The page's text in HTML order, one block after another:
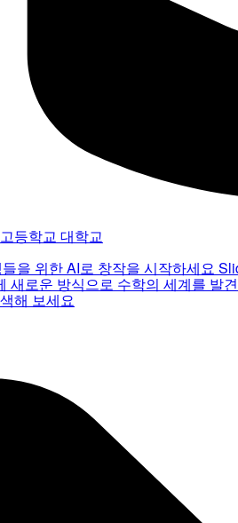
고등학교 대학교
을 위한 AI로 창작을 시작하세요
새로운 방식으로 수학의 세계를 발
해 보세요